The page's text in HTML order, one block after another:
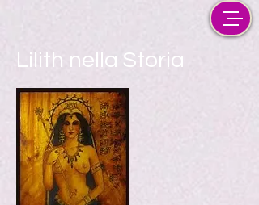
Lilith nella Storia